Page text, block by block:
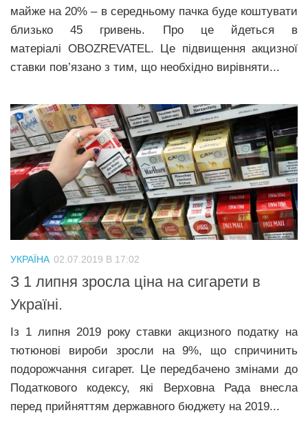
майже на 20% – в середньому пачка буде коштувати
близько 45 гривень. Про це йдеться в
матеріалі OBOZREVATEL. Це підвищення акцизної
ставки пов’язано з тим, що необхідно вирівняти...
УКРАЇНА 02.07.2019 В 17:02
З 1 липня зросла ціна на сигарети в
Україні.
Із 1 липня 2019 року ставки акцизного податку на
тютюнові вироби зросли на 9%, що спричинить
подорожчання сигарет. Це передбачено змінами до
Податкового кодексу, які Верховна Рада внесла
перед прийняттям державного бюджету на 2019...